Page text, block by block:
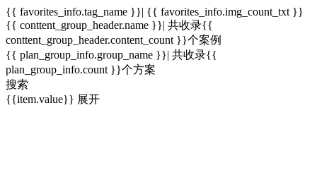
{{ favorites_info.tag_name }}| {{ favorites_info.img_count_txt }}
{{ conttent_group_header.name }}| 共收录{{
conttent_group_header.content_count }}个案例
{{ plan_group_info.group_name }}| 共收录{{
plan_group_info.count }}个方案
搜索
{{item.value}} 展开